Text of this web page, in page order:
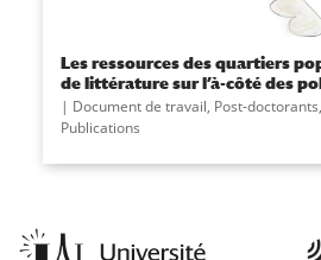
Les ressources des quartiers
de littérature sur l’à-côté des
| Document de travail, Post-doctorants,
Publications